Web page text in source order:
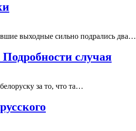
выходные сильно подрались два…
случая
за то, что та…